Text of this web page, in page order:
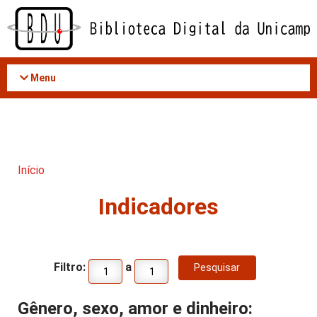
Acessar
conteúdo
Menu
Início
Indicadores
Filtro: a
Gênero, sexo, amor e dinheiro: